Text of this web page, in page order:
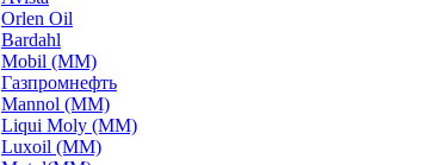
Orlen Oil
Bardahl
Mobil (ММ)
Газпромнефть
Mannol (ММ)
Liqui Moly (ММ)
Luxoil (ММ)